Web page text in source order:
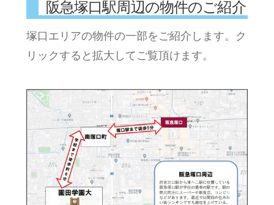
阪急塚口駅周辺の物件のご紹介
塚口エリアの物件の一部をご紹介します。ク
リックすると拡大してご覧頂けます。